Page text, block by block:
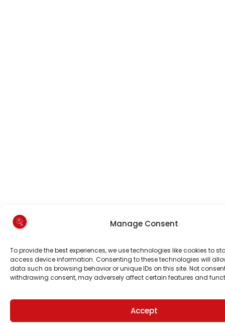
Manage Consent
To provide the best experiences, we use technologies like cookies to
access device information. Consenting to these technologies will
data such as browsing behavior or unique IDs on this site. Not
withdrawing consent, may adversely affect certain features and
Accept